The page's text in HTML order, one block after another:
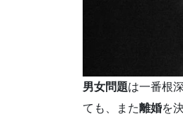
男女問題は一番根
ても、また離婚を